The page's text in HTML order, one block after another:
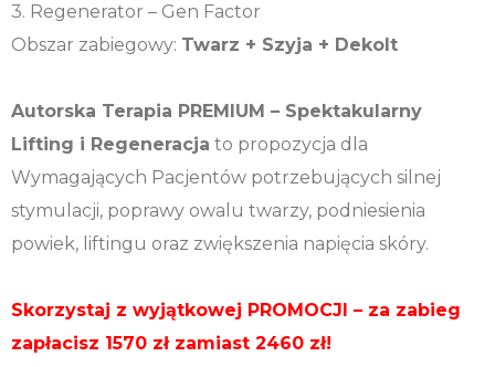
3. Regenerator – Gen Factor
Obszar zabiegowy: Twarz + Szyja + Dekolt
Autorska Terapia PREMIUM – Spektakularny
Lifting i Regeneracja to propozycja dla
Wymagających Pacjentów potrzebujących silnej
stymulacji, poprawy owalu twarzy, podniesienia
powiek, liftingu oraz zwiększenia napięcia skóry.
Skorzystaj z wyjątkowej PROMOCJI – za zabieg
zapłacisz 1570 zł zamiast 2460 zł!